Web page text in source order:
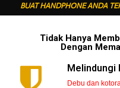
BUAT HANDPHONE ANDA
Tidak Hanya
Dengan
Melindungi
Debu dan